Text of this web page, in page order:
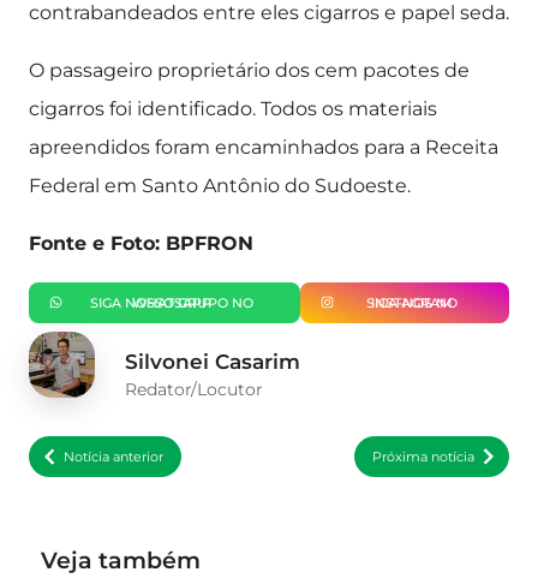
contrabandeados entre eles cigarros e papel seda.
O passageiro proprietário dos cem pacotes de
cigarros foi identificado. Todos os materiais
apreendidos foram encaminhados para a Receita
Federal em Santo Antônio do Sudoeste.
Fonte e Foto: BPFRON
SIGA NOSSO GRUPO NO WHATSAPP SIGA-NOS NO INSTAGRAM
Silvonei Casarim
Redator/Locutor
Notícia anterior Próxima notícia
Veja também